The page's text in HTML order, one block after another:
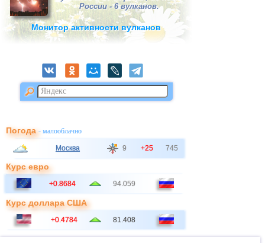
России - 6 вулканов.
Монитор активности вулканов
Погода- малооблачно
Москва 9 +25 745
Курс евро
+0.8684 94.059
Курс доллара США
+0.4784 81.408